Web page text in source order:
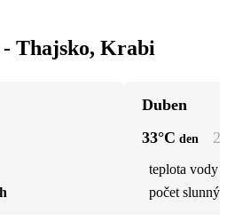
Thajsko, Krabi
Duben
33°C den
teplota vody
počet